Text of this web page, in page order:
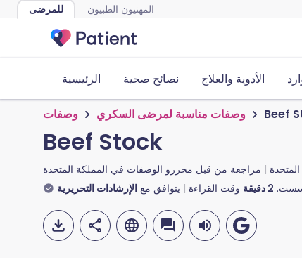
للمرضى المهنيون الطبيون
الرئيسية نصائح صحية الأدوية والعلاج
وصفات وصفات مناسبة لمرضى السكري Beef
Beef Stock
مراجعة من قبل محررو الوصفات في المملكة المتحدة
يتوافق مع الإرشادات التحريرية 2 دقيقة وقت القراءة